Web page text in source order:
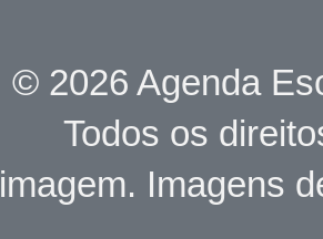
© 2026 Agenda
Todos os
imagem. Imagens